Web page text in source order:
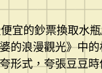
宜的鈔票換取水
的浪漫觀光》中
形式，夸張豆豆